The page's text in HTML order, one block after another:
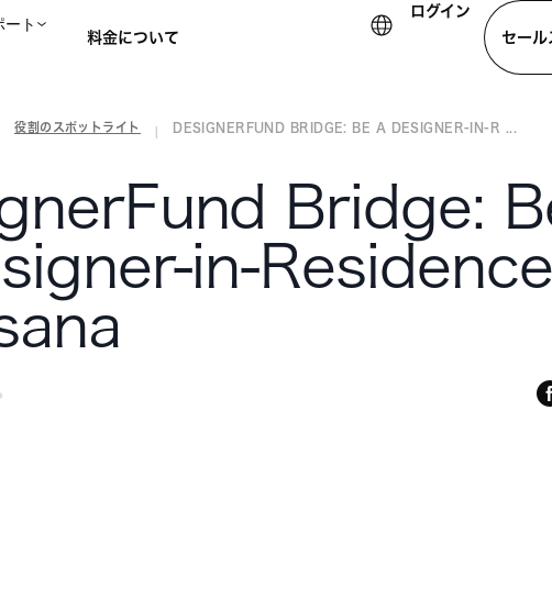
ト
料金について
ログイン
セール
セールスチームに問い合わせる デモを見
役割のスポットライト DESIGNERFUND BRIDGE: BE A DESIGNER-IN-R ...
Bridge:
in-Residence